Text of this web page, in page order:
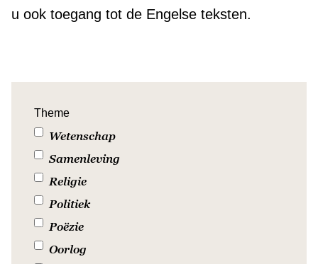
u ook toegang tot de Engelse teksten.
Theme
Wetenschap
Samenleving
Religie
Politiek
Poëzie
Oorlog